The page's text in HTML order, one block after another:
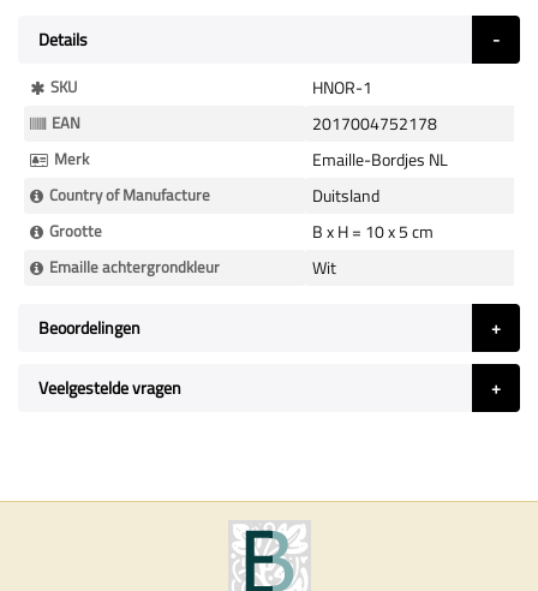
Details
Meer
Informatie
SKU HNOR-1
EAN 2017004752178
Merk Emaille-Bordjes NL
Country of Manufacture Duitsland
Grootte B x H = 10 x 5 cm
Emaille achtergrondkleur Wit
Beoordelingen
Veelgestelde vragen